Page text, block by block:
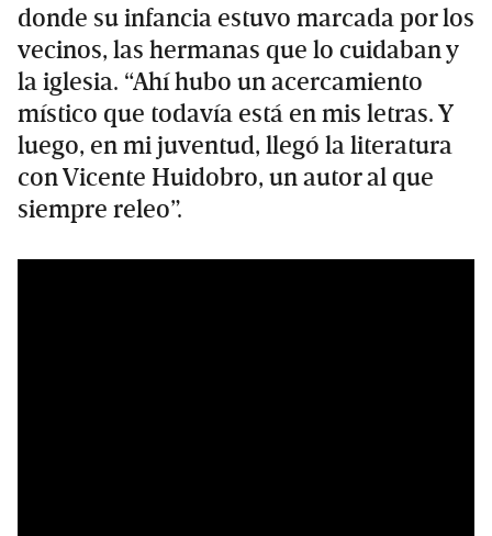
donde su infancia estuvo marcada por los
vecinos, las hermanas que lo cuidaban y
la iglesia. “Ahí hubo un acercamiento
místico que todavía está en mis letras. Y
luego, en mi juventud, llegó la literatura
con Vicente Huidobro, un autor al que
siempre releo”.